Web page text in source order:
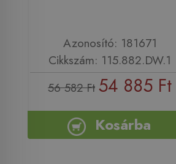
Azonosító: 181671
Cikkszám: 115.882.DW.1
56 582 Ft 54 885 Ft
Kosárba